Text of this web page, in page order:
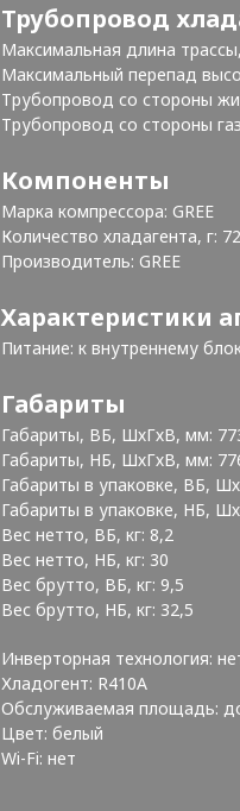
Трубопровод
Максимальная длина
Максимальный перепад
Трубопровод со стороны
Трубопровод со стороны
Компоненты
Марка компрессора: GREE
Количество хладагента, г:
Производитель: GREE
Характеристики
Питание: к внутреннему
Габариты
Габариты, ВБ, ШхГхВ, мм:
Габариты, НБ, ШхГхВ, мм:
Габариты в упаковке, ВБ,
Габариты в упаковке, НБ,
Вес нетто, ВБ, кг: 8,2
Вес нетто, НБ, кг: 30
Вес брутто, ВБ, кг: 9,5
Вес брутто, НБ, кг: 32,5
Инверторная технология:
Хладогент: R410А
Обслуживаемая площадь:
Цвет: белый
Wi-Fi: нет